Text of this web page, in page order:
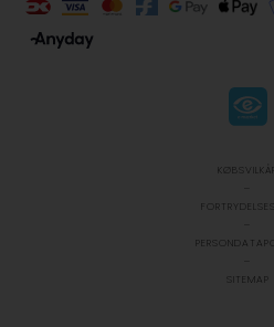
KØBSVILKÅR
SITEMAP